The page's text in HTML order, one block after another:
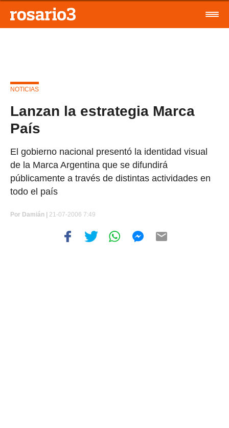
NOTICIAS
Lanzan la estrategia Marca
País
El gobierno nacional presentó la identidad visual
de la Marca Argentina que se difundirá
públicamente a través de distintas actividades en
todo el país
Por Damián | 21-07-2006 7:49